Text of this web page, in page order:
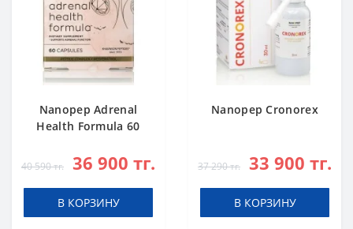
Nanopep Adrenal
Health Formula 60
40 590 тг. 36 900 тг.
В КОРЗИНУ
Nanopep Cronorex
37 290 тг. 33 900 тг.
В КОРЗИНУ